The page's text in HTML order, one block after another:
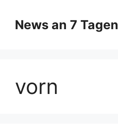
Inhalt
springen
News an 7 Tagen
vorn